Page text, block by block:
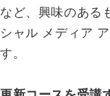
など、興味のある
シャル メディア
す。